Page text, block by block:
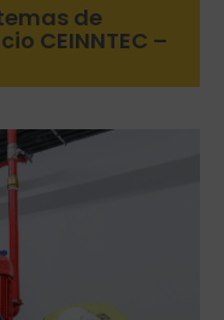
de
CEINNTEC –